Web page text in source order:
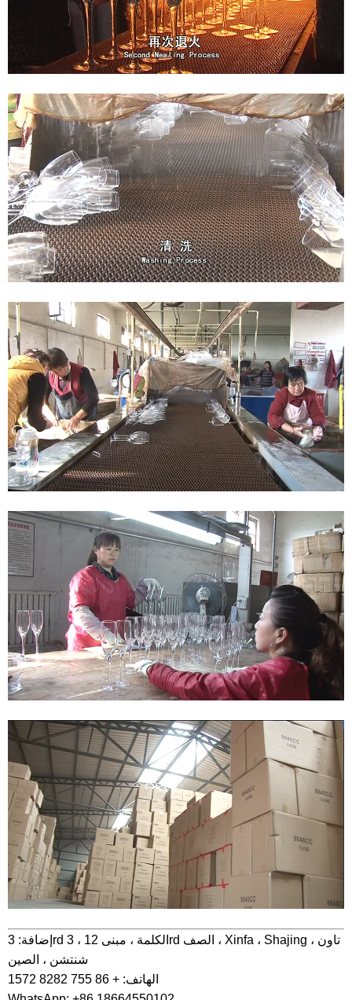
إضافة: 3rd الكلمة ، مبنى 12 ، 3rd الصف ، Xinfa ، Shajing تاون ،
شنتشن ، الصين
الهاتف: + 86 755 8282 1572